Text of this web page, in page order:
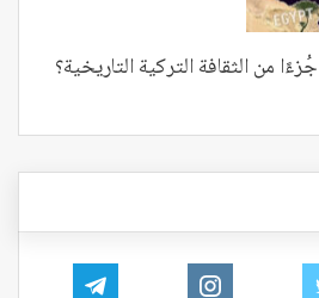
من الثقافة التركية التاريخية؟